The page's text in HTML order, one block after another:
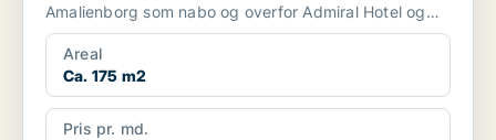
Amalienborg som nabo og overfor Admiral Hotel og
Amaliehaven. ...
Areal
Ca. 175 m2
Pris pr. md.